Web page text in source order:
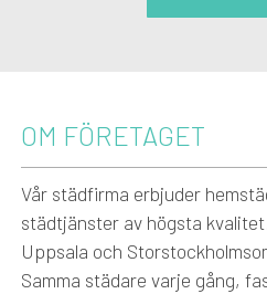
OM FÖRETAGET
Vår städfirma erbjuder
städtjänster av högsta
Uppsala och
Samma städare varje gång,